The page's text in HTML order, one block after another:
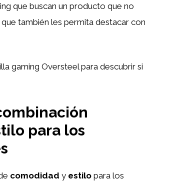
que buscan un producto que no
también les permita destacar con
gaming Oversteel para descubrir si
para los
comodidad y estilo para los